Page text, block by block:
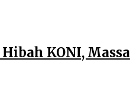
KONI,